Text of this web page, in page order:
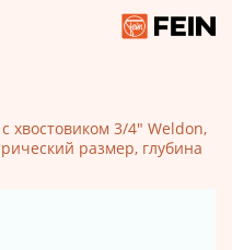
хвостовиком 3/4" Weldon,
размер, глубина